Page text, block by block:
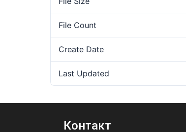
File Count
Create Date
Last Updated
Контакт